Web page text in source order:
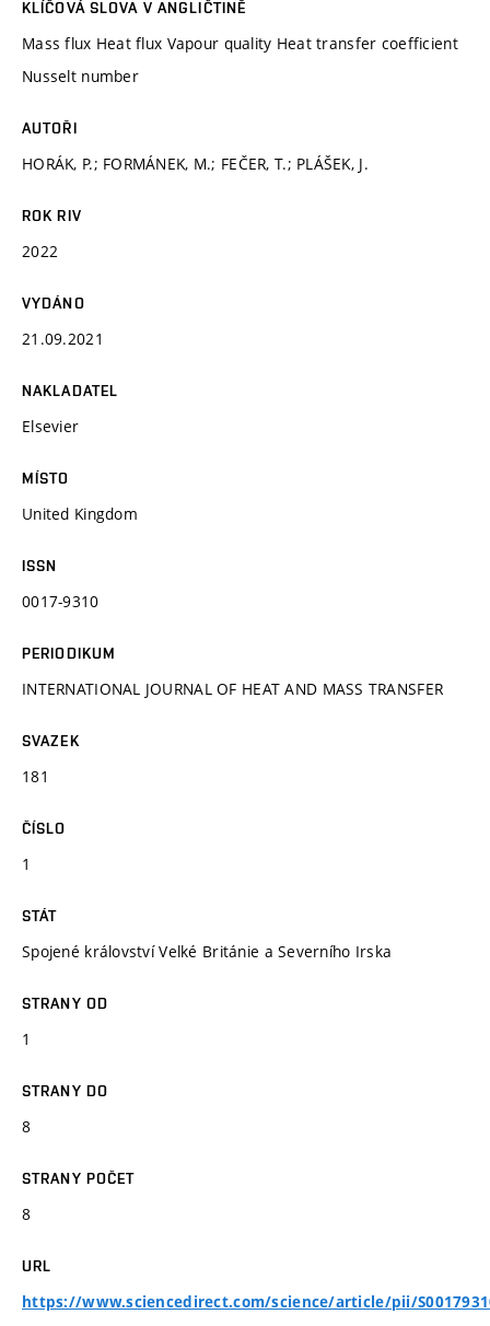
KLÍČOVÁ SLOVA V ANGLIČTINĚ
Mass flux Heat flux Vapour quality Heat transfer coefficient
Nusselt number
AUTOŘI
HORÁK, P.; FORMÁNEK, M.; FEČER, T.; PLÁŠEK, J.
ROK RIV
2022
VYDÁNO
21.09.2021
NAKLADATEL
Elsevier
MÍSTO
United Kingdom
ISSN
0017-9310
PERIODIKUM
INTERNATIONAL JOURNAL OF HEAT AND MASS TRANSFER
SVAZEK
181
ČÍSLO
1
STÁT
Spojené království Velké Británie a Severního Irska
STRANY OD
1
STRANY DO
8
STRANY POČET
8
URL
https://www.sciencedirect.com/science/article/pii/